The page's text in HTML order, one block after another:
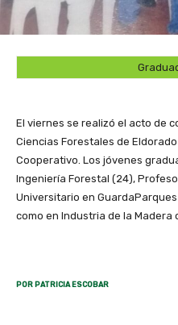
El viernes se realizó el acto de
Ciencias Forestales de
Cooperativo. Los jóvenes
Ingeniería Forestal (24),
Universitario en
como en Industria de la Madera
POR PATRICIA ESCOBAR